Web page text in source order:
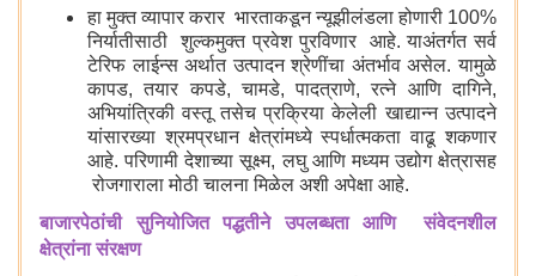
हा मुक्त व्यापार करार भारताकडून न्यूझीलंडला होणारी 100%
निर्यातीसाठी शुल्कमुक्त प्रवेश पुरविणार आहे. याअंतर्गत सर्व
टेरिफ लाईन्स अर्थात उत्पादन श्रेणींचा अंतर्भाव असेल. यामुळे
कापड, तयार कपडे, चामडे, पादत्राणे, रत्ने आणि दागिने,
अभियांत्रिकी वस्तू तसेच प्रक्रिया केलेली खाद्यान्न उत्पादने
यांसारख्या श्रमप्रधान क्षेत्रांमध्ये स्पर्धात्मकता वाढू शकणार
आहे. परिणामी देशाच्या सूक्ष्म, लघु आणि मध्यम उद्योग क्षेत्रासह
रोजगाराला मोठी चालना मिळेल अशी अपेक्षा आहे.
बाजारपेठांची सुनियोजित पद्धतीने उपलब्धता आणि संवेदनशील
क्षेत्रांना संरक्षण